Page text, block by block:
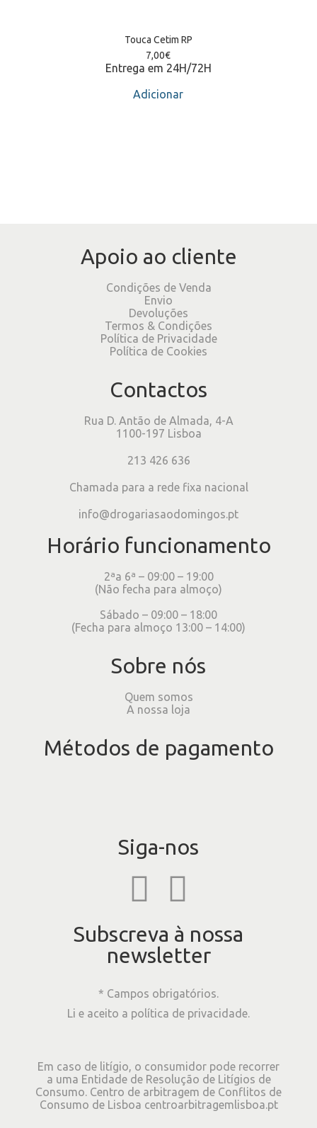
Touca Cetim RP
7,00€
Entrega em 24H/72H
Adicionar
Apoio ao cliente
Condições de Venda
Envio
Devoluções
Termos & Condições
Política de Privacidade
Política de Cookies
Contactos
Rua D. Antão de Almada, 4-A
1100-197 Lisboa
213 426 636
Chamada para a rede fixa nacional
info@drogariasaodomingos.pt
Horário funcionamento
2ªa 6ª – 09:00 – 19:00
(Não fecha para almoço)
Sábado – 09:00 – 18:00
(Fecha para almoço 13:00 – 14:00)
Sobre nós
Quem somos
A nossa loja
Métodos de pagamento
Siga-nos
Subscreva à nossa
newsletter
* Campos obrigatórios.
Li e aceito a política de privacidade.
Em caso de litígio, o consumidor pode recorrer
a uma Entidade de Resolução de Litígios de
Consumo. Centro de arbitragem de Conflitos de
Consumo de Lisboa centroarbitragemlisboa.pt